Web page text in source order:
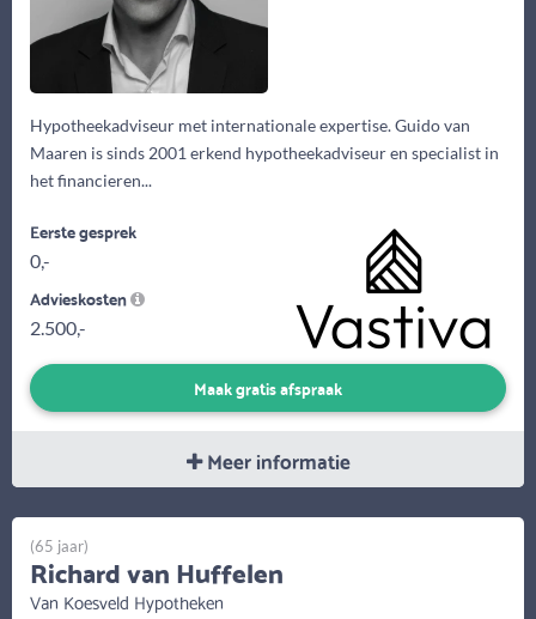
Hypotheekadviseur met internationale expertise. Guido van
Maaren is sinds 2001 erkend hypotheekadviseur en specialist in
het financieren...
Eerste gesprek
0,-
Advieskosten
2.500,-
Maak gratis afspraak
Meer informatie
(65 jaar)
Richard van Huffelen
Van Koesveld Hypotheken